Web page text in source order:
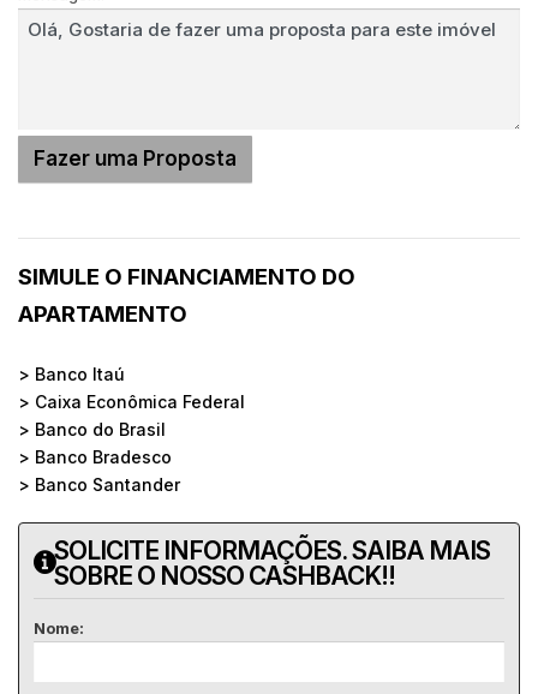
SIMULE O FINANCIAMENTO DO
APARTAMENTO
> Banco Itaú
> Caixa Econômica Federal
> Banco do Brasil
> Banco Bradesco
> Banco Santander
SOLICITE INFORMAÇÕES. SAIBA MAIS
SOBRE O NOSSO CASHBACK!!
Nome: